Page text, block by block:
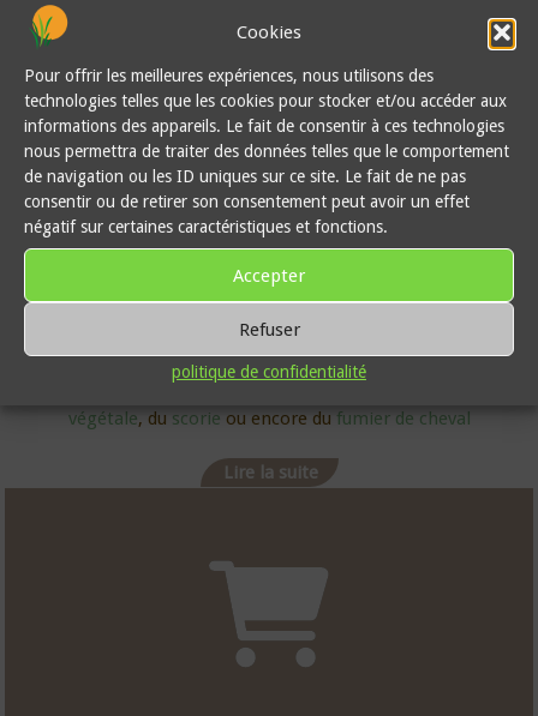
Cookies
Pour offrir les meilleures expériences, nous utilisons des
technologies telles que les cookies pour stocker et/ou accéder aux
informations des appareils. Le fait de consentir à ces technologies
nous permettra de traiter des données telles que le comportement
de navigation ou les ID uniques sur ce site. Le fait de ne pas
consentir ou de retirer son consentement peut avoir un effet
négatif sur certaines caractéristiques et fonctions.
Accepter
Refuser
politique de confidentialité
Transport de marchandise et sous-
Terre et jardins 974 propose aux entreprises et aux collectivités
un relais entre leurs entrepôts magasins, établissements, ou
clientèle en cas de besoin express de fret de proximité.
Contactez nous directement pour connaitre nos disponibilités
et capacités de transport
contact
Vente de matières premières en vrac
Terre et jardins 974 propose à la vente en vrac une série de
produits destinés à l’aménagement paysager comme de la
végétale, du scorie ou encore du fumier de cheval
Lire la suite